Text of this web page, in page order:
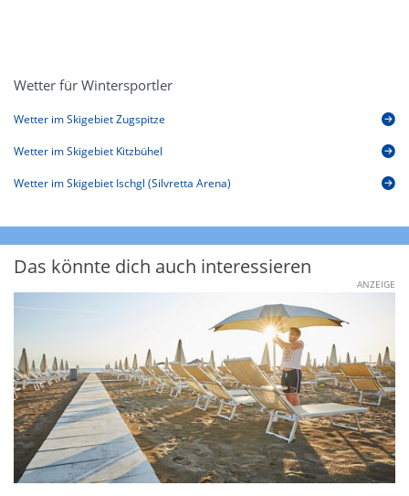
Wetter für Wintersportler
Wetter im Skigebiet Zugspitze
Wetter im Skigebiet Kitzbühel
Wetter im Skigebiet Ischgl (Silvretta Arena)
Das könnte dich auch interessieren
ANZEIGE